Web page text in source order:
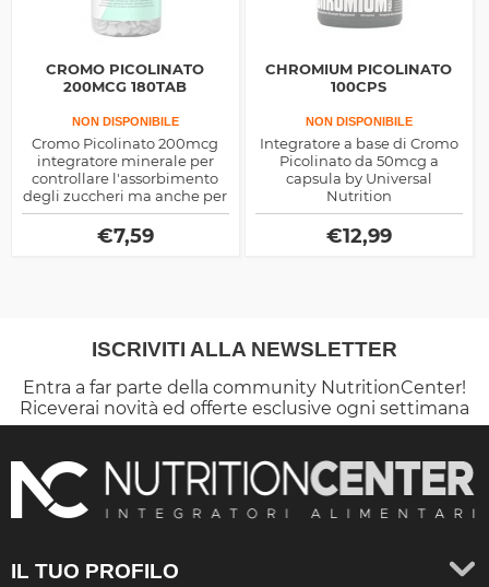
CROMO PICOLINATO
200MCG 180TAB
NON DISPONIBILE
Cromo Picolinato 200mcg
integratore minerale per
controllare l'assorbimento
degli zuccheri ma anche per
modulare la presenza del
testosterone nel sangue,
ottimo dimagrante e
€7,59
CHROMIUM PICOLINATO
100CPS
NON DISPONIBILE
Integratore a base di Cromo
Picolinato da 50mcg a
capsula by Universal
Nutrition
€12,99
ISCRIVITI ALLA NEWSLETTER
Entra a far parte della community NutritionCenter!
Riceverai novità ed offerte esclusive ogni settimana
IL TUO PROFILO